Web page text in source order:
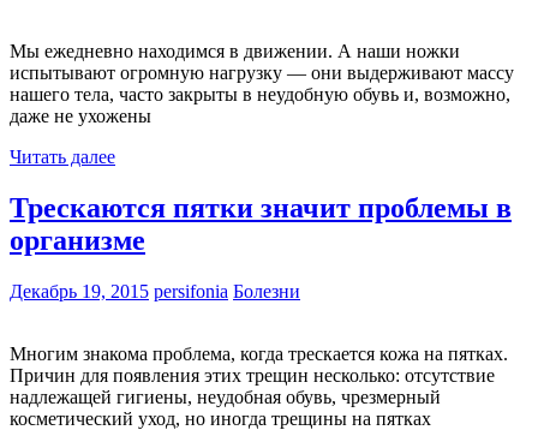
Мы ежедневно находимся в движении. А наши ножки
испытывают огромную нагрузку — они выдерживают массу
нашего тела, часто закрыты в неудобную обувь и, возможно,
даже не ухожены
Читать далее
Трескаются пятки значит проблемы в
организме
Декабрь 19, 2015 persifonia Болезни
Многим знакома проблема, когда трескается кожа на пятках.
Причин для появления этих трещин несколько: отсутствие
надлежащей гигиены, неудобная обувь, чрезмерный
косметический уход, но иногда трещины на пятках